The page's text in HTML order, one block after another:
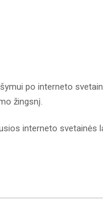
po interneto
žingsnį.
interneto svetainės